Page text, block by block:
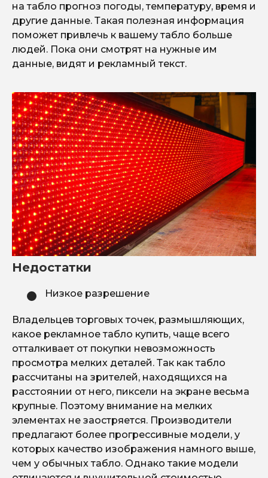
на табло прогноз погоды, температуру, время и
другие данные. Такая полезная информация
поможет привлечь к вашему табло больше
людей. Пока они смотрят на нужные им
данные, видят и рекламный текст.
Недостатки
Низкое разрешение
Владельцев торговых точек, размышляющих,
какое рекламное табло купить, чаще всего
отталкивает от покупки невозможность
просмотра мелких деталей. Так как табло
рассчитаны на зрителей, находящихся на
расстоянии от него, пиксели на экране весьма
крупные. Поэтому внимание на мелких
элементах не заостряется. Производители
предлагают более прогрессивные модели, у
которых качество изображения намного выше,
чем у обычных табло. Однако такие модели